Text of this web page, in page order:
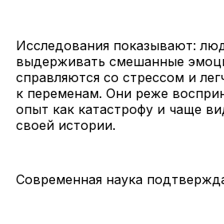
Исследования показывают:
выдерживать смешанные
справляются со стрессом и
к переменам. Они реже
опыт как катастрофу и чаще
своей истории.
Современная наука